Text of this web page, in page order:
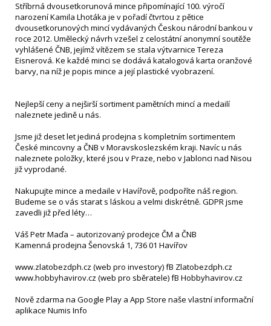
Stříbrná dvousetkorunová mince připomínající 100. výročí
narození Kamila Lhotáka je v pořadí čtvrtou z pětice
dvousetkorunových mincí vydávaných Českou národní bankou v
roce 2012. Umělecký návrh vzešel z celostátní anonymní soutěže
vyhlášené ČNB, jejímž vítězem se stala výtvarnice Tereza
Eisnerová. Ke každé minci se dodává katalogová karta oranžové
barvy, na níž je popis mince a její plastické vyobrazení.
Nejlepší ceny a nejširší sortiment pamětních mincí a medailí
naleznete jedině u nás.
Jsme již deset let jediná prodejna s kompletním sortimentem
České mincovny a ČNB v Moravskoslezském kraji. Navíc u nás
naleznete položky, které jsou v Praze, nebo v Jablonci nad Nisou
již vyprodané.
Nakupujte mince a medaile v Havířově, podpoříte náš region.
Budeme se o vás starat s láskou a velmi diskrétně. GDPR jsme
zavedli již před léty…
Váš Petr Maďa – autorizovaný prodejce ČM a ČNB
Kamenná prodejna Šenovská 1, 736 01 Havířov
www.zlatobezdph.cz (web pro investory) fB Zlatobezdph.cz
www.hobbyhavirov.cz (web pro sběratele) fB Hobbyhavirov.cz
Nově zdarma na Google Play a App Store naše vlastní informační
aplikace Numis Info